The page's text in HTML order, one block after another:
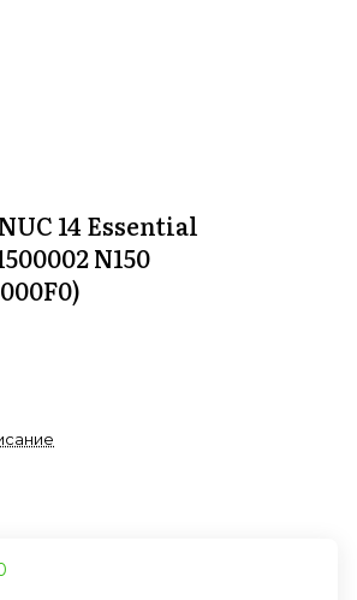
14 Essential
N150